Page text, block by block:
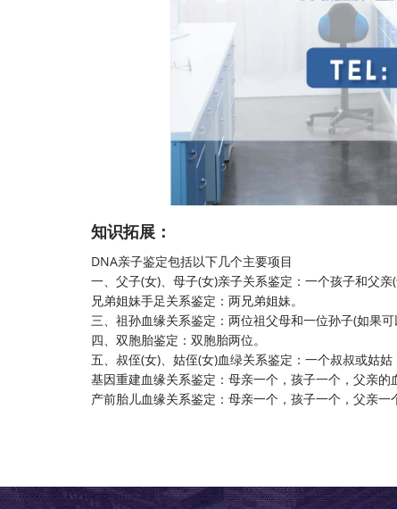
知识拓展：
DNA亲子鉴定包括以下几个主要项目
一、父子(女)、母子(女)亲子关系鉴定：一个孩子和父亲(
兄弟姐妹手足关系鉴定：两兄弟姐妹。
三、祖孙血缘关系鉴定：两位祖父母和一位孙子(如果可
四、双胞胎鉴定：双胞胎两位。
五、叔侄(女)、姑侄(女)血绿关系鉴定：一个叔叔或姑姑
基因重建血缘关系鉴定：母亲一个，孩子一个，父亲的
产前胎儿血缘关系鉴定：母亲一个，孩子一个，父亲一